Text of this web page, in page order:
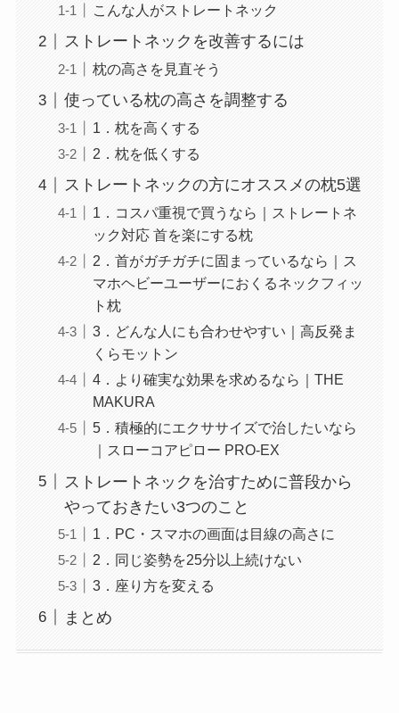
こんな人がストレートネック
ストレートネックを改善するには
枕の高さを見直そう
使っている枕の高さを調整する
1．枕を高くする
2．枕を低くする
ストレートネックの方にオススメの枕5選
1．コスパ重視で買うなら｜ストレートネ
ック対応 首を楽にする枕
2．首がガチガチに固まっているなら｜ス
マホヘビーユーザーにおくるネックフィッ
ト枕
3．どんな人にも合わせやすい｜高反発ま
くらモットン
4．より確実な効果を求めるなら｜THE
MAKURA
5．積極的にエクササイズで治したいなら
｜スローコアピロー PRO-EX
ストレートネックを治すために普段から
やっておきたい3つのこと
1．PC・スマホの画面は目線の高さに
2．同じ姿勢を25分以上続けない
3．座り方を変える
まとめ